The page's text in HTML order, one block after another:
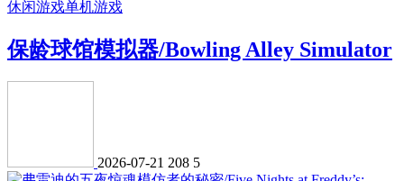
休闲游戏单机游戏
保龄球馆模拟器/Bowling Alley Simulator
2026-07-21 208 5